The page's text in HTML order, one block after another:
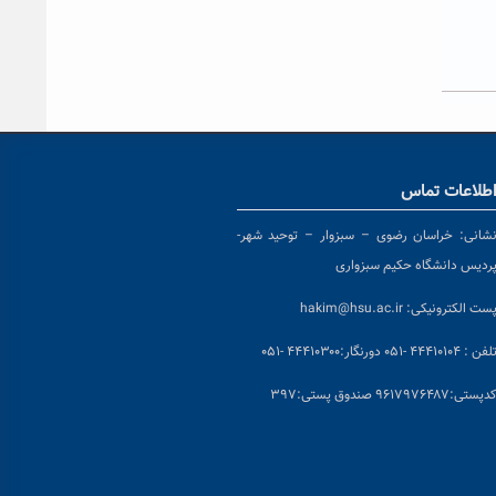
تماس
خراسان رضوی – سبزوار – توحید شهر-
دانشگاه حکیم سبزواری
الکترونیکی: hakim@hsu.ac.ir
: ۴۴۴۱۰۱۰۴ -۰۵۱ دورنگار:۴۴۴۱۰۳۰۰ -۰۵۱
پستی:۹۶۱۷۹۷۶۴۸۷ صندوق پستی:۳۹۷